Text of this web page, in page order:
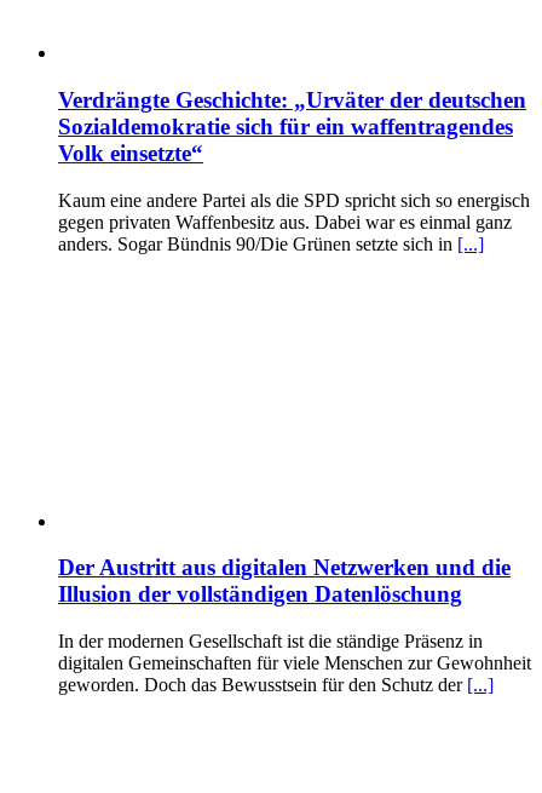
Verdrängte Geschichte: „Urväter der deutschen
Sozialdemokratie sich für ein waffentragendes
Volk einsetzte“
Kaum eine andere Partei als die SPD spricht sich so energisch
gegen privaten Waffenbesitz aus. Dabei war es einmal ganz
anders. Sogar Bündnis 90/Die Grünen setzte sich in [...]
Der Austritt aus digitalen Netzwerken und die
Illusion der vollständigen Datenlöschung
In der modernen Gesellschaft ist die ständige Präsenz in
digitalen Gemeinschaften für viele Menschen zur Gewohnheit
geworden. Doch das Bewusstsein für den Schutz der [...]